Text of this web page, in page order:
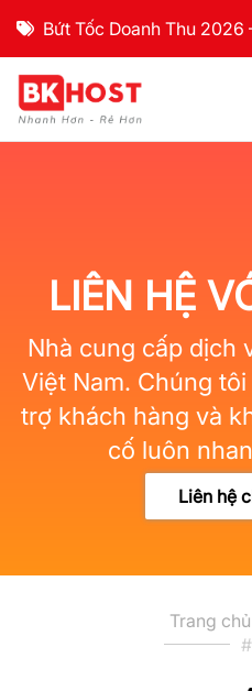
Bứt Tốc Doanh Thu
LIÊN HỆ
Nhà cung cấp dịch
Việt Nam. Chúng
trợ khách hàng và
cố luôn
Liên hệ
Trang
#